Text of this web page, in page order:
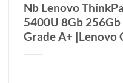
Nb Lenovo
5400U 8Gb
Grade A+ |Lenovo